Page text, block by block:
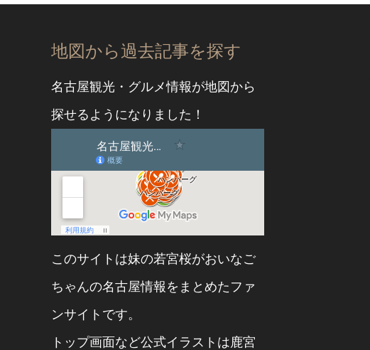
地図から過去記事を探す
名古屋観光・グルメ情報が地図から
探せるようになりました！
このサイトは妹の若宮桜がおいなご
ちゃんの名古屋情報をまとめたファ
ンサイトです。
トップ画面など公式イラストは鹿宮